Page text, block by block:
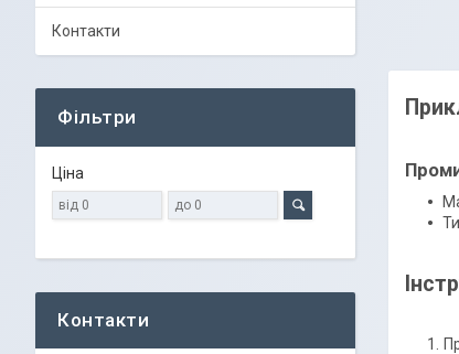
Контакти
Фільтри
Ціна